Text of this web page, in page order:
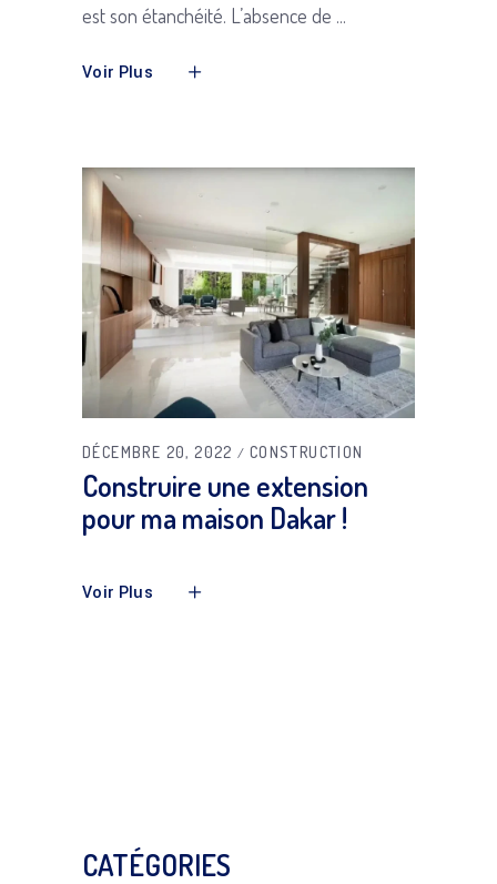
est son étanchéité. L’absence de
Voir Plus
DÉCEMBRE 20, 2022 CONSTRUCTION
Construire une extension
pour ma maison Dakar !
Voir Plus
CATÉGORIES